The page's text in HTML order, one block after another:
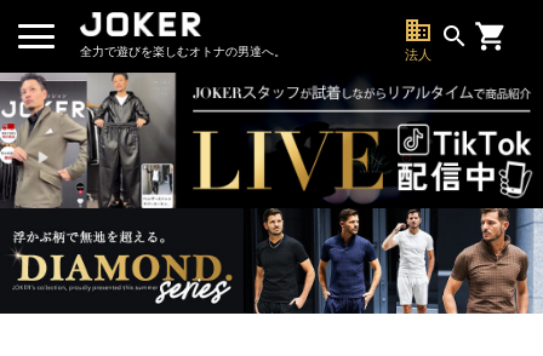
全力で遊びを楽しむオトナの男達へ。
business
法人
search